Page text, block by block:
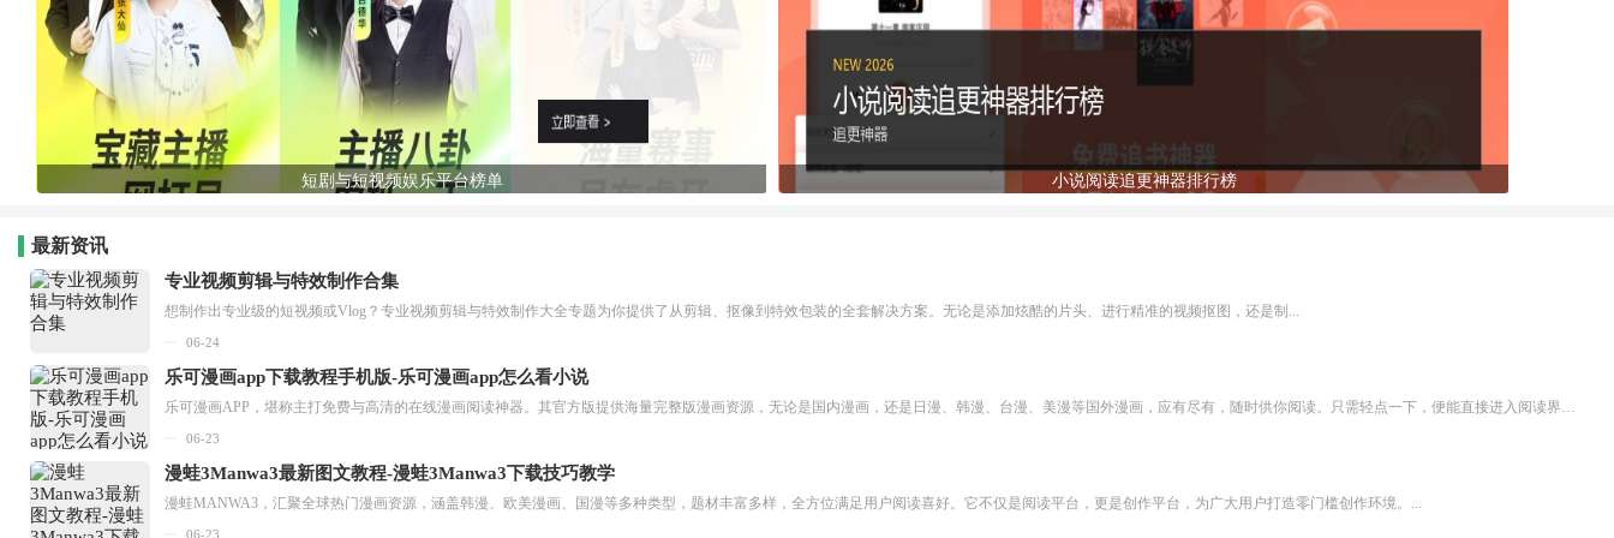
短剧与短视频娱乐平台榜单 小说阅读追更神器排行榜
最新资讯
专业视频剪辑与特效制作合集
想制作出专业级的短视频或Vlog？专业视频剪辑与特效制作大全专题为你提供了从剪辑、抠像到特效包装的全套解决方案。无论是添加炫酷的片头、进行精准的视频抠图，还是制...
06-24
乐可漫画app下载教程手机版-乐可漫画app怎么看小说
乐可漫画APP，堪称主打免费与高清的在线漫画阅读神器。其官方版提供海量完整版漫画资源，无论是国内漫画，还是日漫、韩漫、台漫、美漫等国外漫画，应有尽有，随时供你阅读。只需轻点一下，便能直接进入阅读界面。不仅如此，乐可漫画最新版本更新速度极快，在这里，你总能抢先看到全网一手漫画章节内容！...
06-23
漫蛙3Manwa3最新图文教程-漫蛙3Manwa3下载技巧教学
漫蛙MANWA3，汇聚全球热门漫画资源，涵盖韩漫、欧美漫画、国漫等多种类型，题材丰富多样，全方位满足用户阅读喜好。它不仅是阅读平台，更是创作平台，为广大用户打造零门槛创作环境。...
06-23